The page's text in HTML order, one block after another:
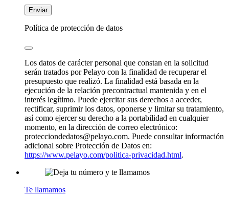
Enviar
Política de protección de datos
Los datos de carácter personal que constan en la solicitud
serán tratados por Pelayo con la finalidad de recuperar el
presupuesto que realizó. La finalidad está basada en la
ejecución de la relación precontractual mantenida y en el
interés legítimo. Puede ejercitar sus derechos a acceder,
rectificar, suprimir los datos, oponerse y limitar su tratamiento,
así como ejercer su derecho a la portabilidad en cualquier
momento, en la dirección de correo electrónico:
protecciondedatos@pelayo.com. Puede consultar información
adicional sobre Protección de Datos en:
https://www.pelayo.com/politica-privacidad.html.
Te llamamos